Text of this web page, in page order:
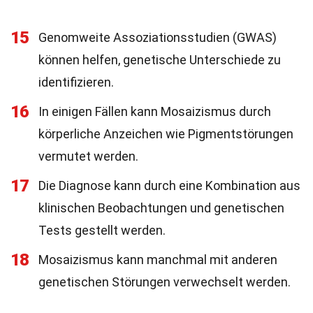
15
Genomweite Assoziationsstudien (GWAS)
können helfen, genetische Unterschiede zu
identifizieren.
16
In einigen Fällen kann Mosaizismus durch
körperliche Anzeichen wie Pigmentstörungen
vermutet werden.
17
Die Diagnose kann durch eine Kombination aus
klinischen Beobachtungen und genetischen
Tests gestellt werden.
18
Mosaizismus kann manchmal mit anderen
genetischen Störungen verwechselt werden.